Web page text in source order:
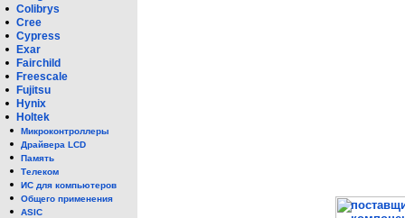
Colibrys
Cree
Cypress
Exar
Fairchild
Freescale
Fujitsu
Hynix
Holtek
Микроконтроллеры
Драйвера LCD
Память
Телеком
ИС для компьютеров
Общего применения
ASIC